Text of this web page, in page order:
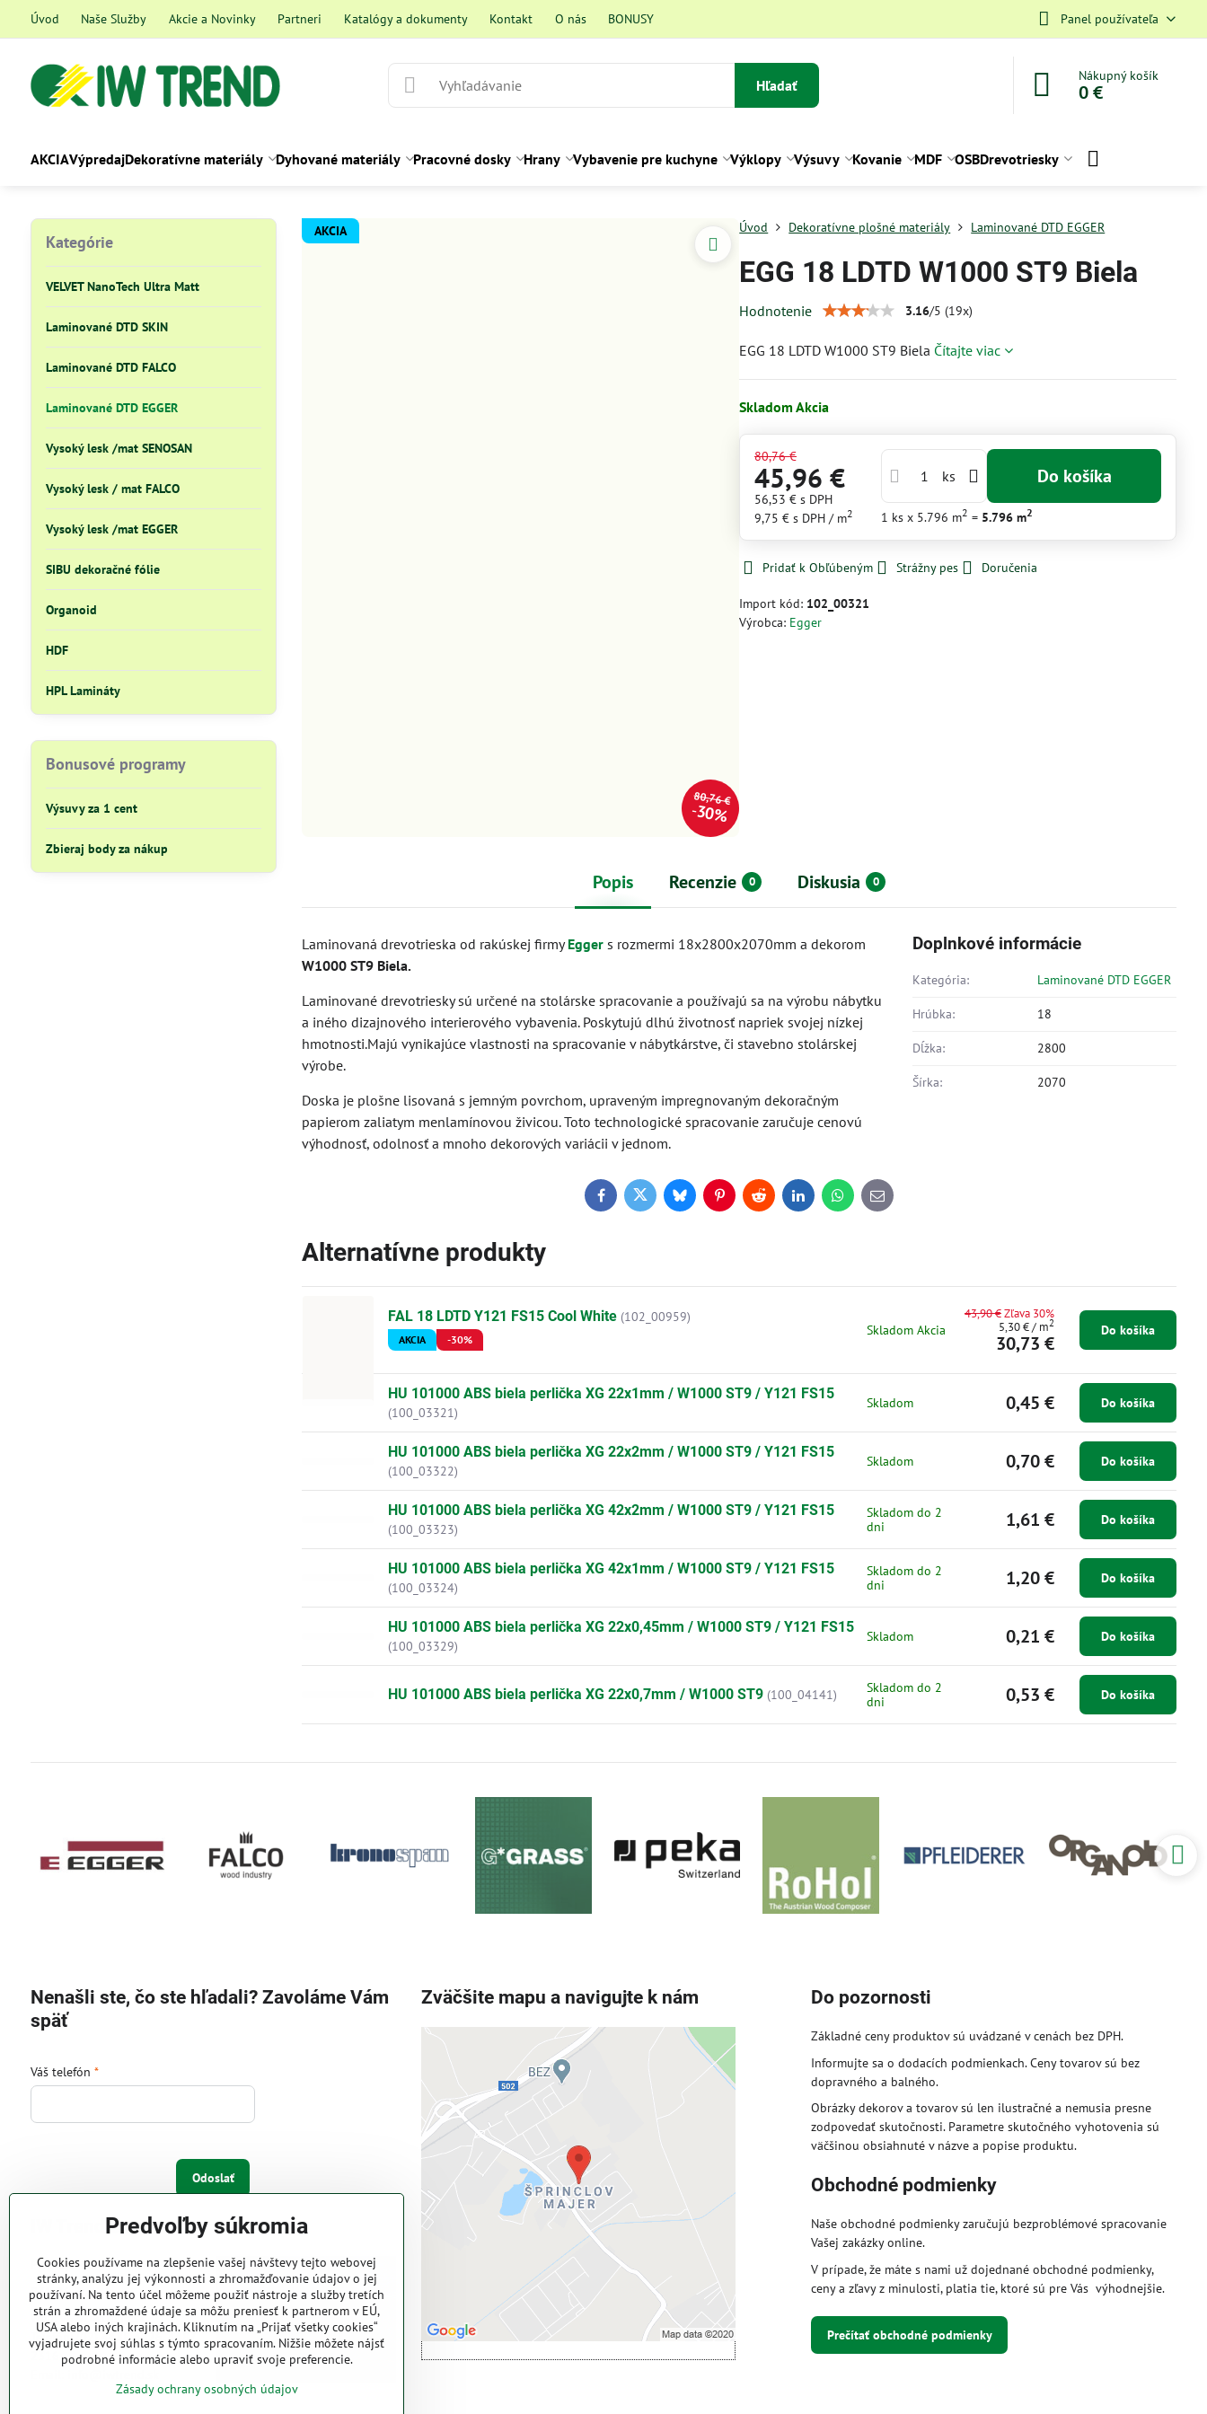
Úvod Naše Služby Akcie a Novinky Partneri Katalógy a dokumenty Kontakt O nás BONUSY Panel používateľa
Hľadať
Nákupný košík
0 €
AKCIAVýpredajDekoratívne materiály Dyhované materiály Pracovné dosky Hrany Vybavenie pre kuchyne Výklopy Výsuvy Kovanie MDF OSBDrevotriesky
AKCIA
80,76 €
30%
Úvod Dekoratívne plošné materiály Laminované DTD EGGER
EGG 18 LDTD W1000 ST9 Biela
Hodnotenie 3.16/5 (19x)
EGG 18 LDTD W1000 ST9 Biela Čítajte viac
Skladom Akcia
80,76 €
45,96 €
56,53 €s DPH
9,75 € s DPH / m2
ks Do košíka
1 ks x 5.796 m2 = 5.796m2
Pridať k Obľúbeným Strážny pes Doručenia
Import kód: 102_00321
Výrobca: Egger
Popis Recenzie 0 Diskusia 0
Laminovaná drevotrieska od rakúskej firmyEgger s rozmermi 18x2800x2070mm a dekorom
W1000 ST9 Biela.
Laminované drevotriesky sú určené na stolárske spracovanie a používajú sa na výrobu nábytku
a iného dizajnového interierového vybavenia. Poskytujú dlhú životnosť napriek svojej nízkej
hmotnosti.Majú vynikajúce vlastnosti na spracovanie v nábytkárstve, či stavebno stolárskej
výrobe.
Doska je plošne lisovaná s jemným povrchom, upraveným impregnovaným dekoračným
papierom zaliatym menlamínovou živicou. Toto technologické spracovanie zaručuje cenovú
výhodnosť, odolnosť a mnoho dekorových variácii v jednom.
Doplnkové informácie
Kategória: Laminované DTD EGGER
Hrúbka: 18
Dĺžka: 2800
Šírka: 2070
FacebookTwitterBlueskyPinterestRedditLinkedInWhatsApp
E-
mail
Alternatívne produkty
FAL 18 LDTD Y121 FS15 Cool White (102_00959)
AKCIA -30%
Skladom Akcia
30,73 €
43,90 €Zľava 30%
5,30 €/ m2 Do košíka
HU 101000 ABS biela perlička XG 22x1mm / W1000 ST9 / Y121 FS15
(100_03321)
Skladom 0,45 € Do košíka
HU 101000 ABS biela perlička XG 22x2mm / W1000 ST9 / Y121 FS15
(100_03322)
Skladom 0,70 € Do košíka
HU 101000 ABS biela perlička XG 42x2mm / W1000 ST9 / Y121 FS15
(100_03323)
Skladom do 2
dni
1,61 € Do košíka
HU 101000 ABS biela perlička XG 42x1mm / W1000 ST9 / Y121 FS15
(100_03324)
Skladom do 2
dni
1,20 € Do košíka
HU 101000 ABS biela perlička XG 22x0,45mm / W1000 ST9 / Y121 FS15
(100_03329)
Skladom 0,21 € Do košíka
HU 101000 ABS biela perlička XG 22x0,7mm / W1000 ST9 (100_04141)
Skladom do 2
dni
0,53 € Do košíka
Kategórie
VELVET NanoTech Ultra Matt
Laminované DTD SKIN
Laminované DTD FALCO
Laminované DTD EGGER
Vysoký lesk /mat SENOSAN
Vysoký lesk / mat FALCO
Vysoký lesk /mat EGGER
SIBU dekoračné fólie
Organoid
HDF
HPL Lamináty
Bonusové programy
Výsuvy za 1 cent
Zbieraj body za nákup
Nenašli ste, čo ste hľadali? Zavoláme Vám
späť
Váš telefón *
Odoslať
IW Trend s.r.o.
Pri Majeri 6
831 06 Bratislava
Web: www.iwtrend.sk
Telefón: (02) 4488 4826, 4487
Zväčšite mapu a navigujte k nám
Externý obsah je blokovaný
Prajete si načítať externý obsah?
Povoliť tentokrát
Povoliť a zapamätať - súhlas s druhom
cookie: Funkčné
Otvoriť obsah v novom okne
Do pozornosti
Základné ceny produktov sú uvádzané v cenách bez DPH.
Informujte sa o dodacích podmienkach. Ceny tovarov sú bez
dopravného a balného.
Obrázky dekorov a tovarov sú len ilustračné a nemusia presne
zodpovedať skutočnosti. Parametre skutočného vyhotovenia sú
väčšinou obsiahnuté v názve a popise produktu.
Obchodné podmienky
Naše obchodné podmienky zaručujú bezproblémové spracovanie
Vašej zakázky online.
V prípade, že máte s nami už dojednané obchodné podmienky,
ceny a zľavy z minulosti, platia tie, ktoré sú pre Vás výhodnejšie.
Prečítať obchodné podmienky
Predvoľby súkromia
Cookies používame na zlepšenie vašej návštevy tejto webovej
stránky, analýzu jej výkonnosti a zhromažďovanie údajov o jej
používaní. Na tento účel môžeme použiť nástroje a služby tretích
strán a zhromaždené údaje sa môžu preniesť k partnerom v EÚ,
USA alebo iných krajinách. Kliknutím na „Prijať všetky cookies“
vyjadrujete svoj súhlas s týmto spracovaním. Nižšie môžete nájsť
podrobné informácie alebo upraviť svoje preferencie.
Zásady ochrany osobných údajov